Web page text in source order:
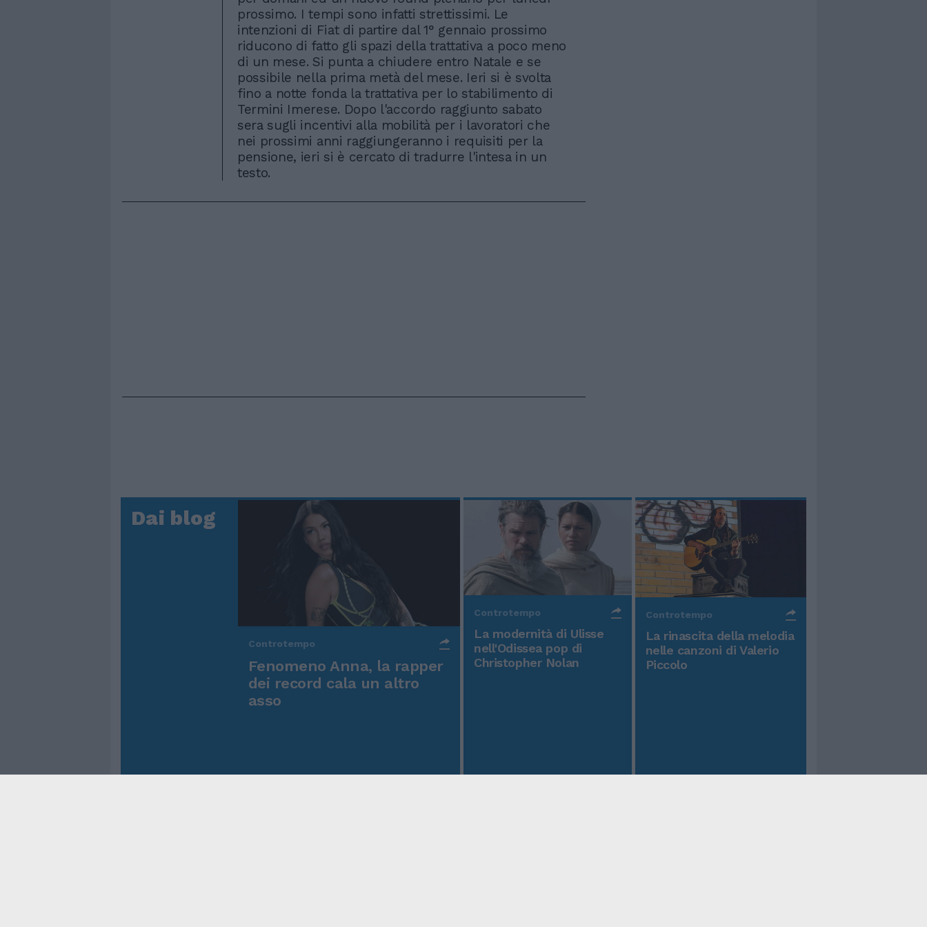
prossimo. I tempi sono infatti strettissimi. Le
intenzioni di Fiat di partire dal 1° gennaio prossimo
riducono di fatto gli spazi della trattativa a poco meno
di un mese. Si punta a chiudere entro Natale e se
possibile nella prima metà del mese. Ieri si è svolta
fino a notte fonda la trattativa per lo stabilimento di
Termini Imerese. Dopo l'accordo raggiunto sabato
sera sugli incentivi alla mobilità per i lavoratori che
nei prossimi anni raggiungeranno i requisiti per la
pensione, ieri si è cercato di tradurre l'intesa in un
testo.
Dai blog
Controtempo
Fenomeno Anna, la rapper
dei record cala un altro
asso
Controtempo
La modernità di Ulisse
nell'Odissea pop di
Christopher Nolan
Controtempo
La rinascita della melodia
nelle canzoni di Valerio
Piccolo